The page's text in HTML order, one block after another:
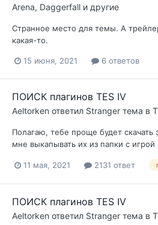
Arena, Daggerfall и другие
Странное место для темы. А
какая-то.
15 июня, 2021 6 ответов
ПОИСК плагинов TES IV
Aeltorken ответил Stranger тема в
Полагаю, тебе проще будет
мне выкапывать их из папки с игрой
11 мая, 2021 2131 ответ
ПОИСК плагинов TES IV
Aeltorken ответил Stranger тема в